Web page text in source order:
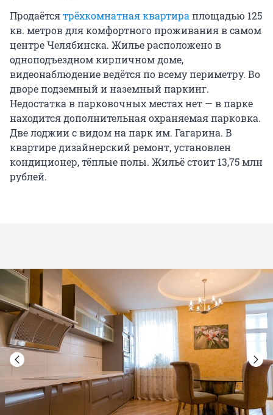
Продаётсятрёхкомнатная квартираплощадью 125
кв. метров для комфортного проживания в самом
центре Челябинска. Жилье расположено в
одноподъездном кирпичном доме,
видеонаблюдение ведётся по всему периметру. Во
дворе подземный и наземный паркинг.
Недостатка в парковочных местах нет — в парке
находится дополнительная охраняемая парковка.
Две лоджии с видом на парк им. Гагарина. В
квартире дизайнерский ремонт, установлен
кондиционер, тёплые полы. Жильё стоит 13,75 млн
рублей.